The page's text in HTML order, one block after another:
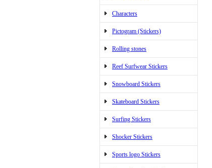
Characters
Pictogram (Stickers)
Rolling stones
Reef Surfwear Stickers
Snowboard Stickers
Skateboard Stickers
Surfing Stickers
Shocker Stickers
Sports logo Stickers